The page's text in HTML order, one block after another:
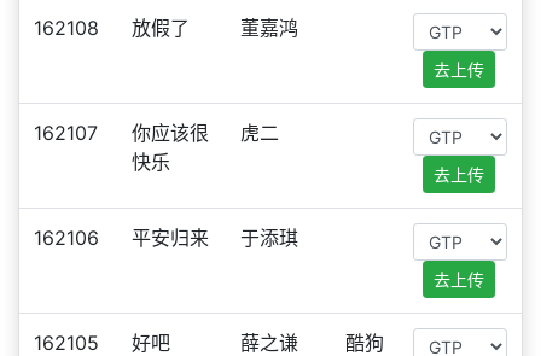
162108 放假了 董嘉鸿
去上传
162107
你应该很
快乐
虎二
去上传
162106 平安归来 于添琪
去上传
162105 好吧 薛之谦
酷狗